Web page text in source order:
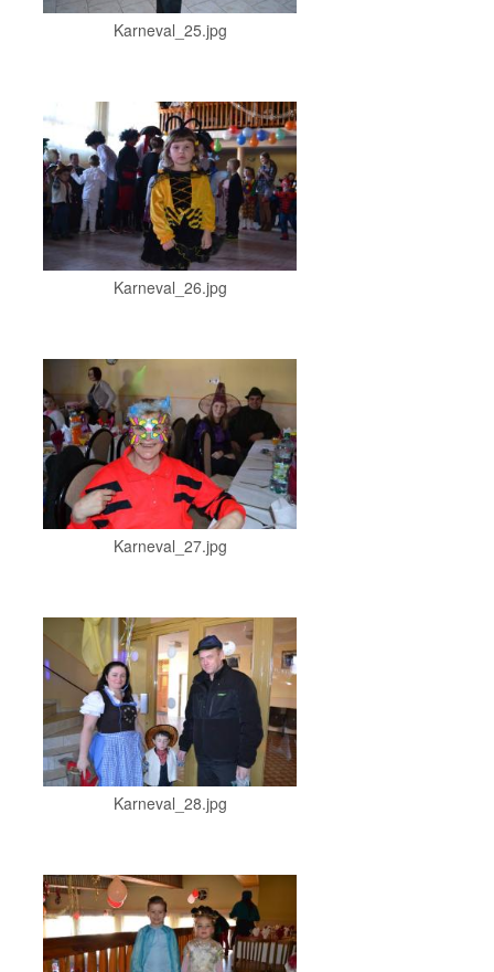
Karneval_25.jpg
Karneval_26.jpg
Karneval_27.jpg
Karneval_28.jpg